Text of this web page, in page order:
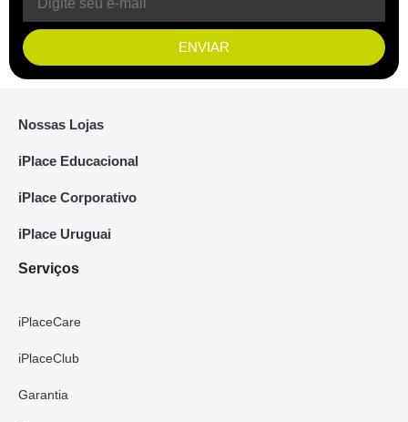
ENVIAR
Nossas Lojas
iPlace Educacional
iPlace Corporativo
iPlace Uruguai
Serviços
iPlaceCare
iPlaceClub
Garantia